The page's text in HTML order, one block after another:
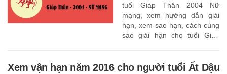
tuổi Giáp Thân 2004 Nữ
mạng, xem hướng dẫn giải
hạn, xem sao hạn, cách cúng
sao giải hạn cho tuổi Giáp
Xem vận hạn năm 2016 cho người tuổi Ất Dậu